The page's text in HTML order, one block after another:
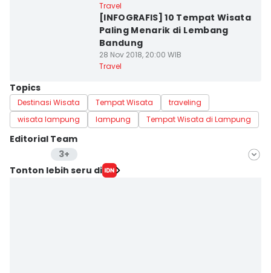
Travel
[INFOGRAFIS] 10 Tempat Wisata
Paling Menarik di Lembang
Bandung
28 Nov 2018, 20:00 WIB
Travel
Topics
Destinasi Wisata Tempat Wisata
traveling
wisata lampung
lampung Tempat Wisata di Lampung
Editorial Team
3+
Editor
Tonton lebih seru di